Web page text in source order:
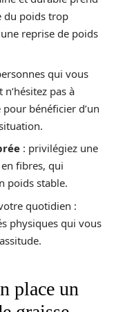
du poids trop
reprise de poids
qui vous
pas à
bénéficier d’un
: privilégiez une
fibres, qui
poids stable.
quotidien :
physiques qui vous
place un